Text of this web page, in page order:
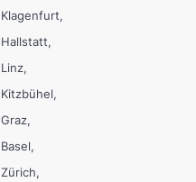
Klagenfurt
Hallstatt
Linz
Kitzbühel
Graz
Basel
Zürich